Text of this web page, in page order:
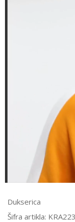
Dukserica
Šifra artikla: